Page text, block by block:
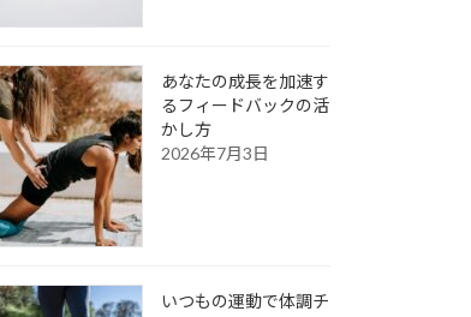
あなたの成長を加速す
るフィードバックの活
かし方
2026年7月3日
いつもの運動で体調チ